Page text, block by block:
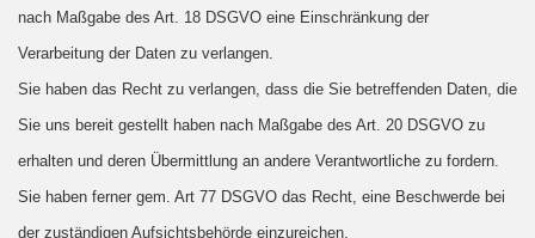
nach Maßgabe des Art. 18 DSGVO eine Einschränkung der
Verarbeitung der Daten zu verlangen.
Sie haben das Recht zu verlangen, dass die Sie betreffenden Daten, die
Sie uns bereit gestellt haben nach Maßgabe des Art. 20 DSGVO zu
erhalten und deren Übermittlung an andere Verantwortliche zu fordern.
Sie haben ferner gem. Art 77 DSGVO das Recht, eine Beschwerde bei
der zuständigen Aufsichtsbehörde einzureichen.